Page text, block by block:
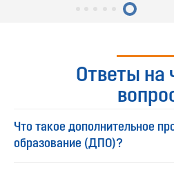
Ответы на
Что такое дополнительное
образование (ДПО)?